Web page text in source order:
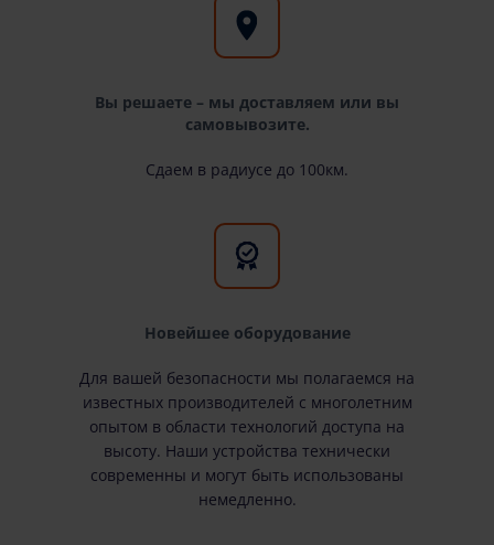
Вы решаете – мы доставляем или вы
самовывозите.
Сдаем в радиусе до 100км.
Новейшее оборудование
Для вашей безопасности мы полагаемся на
известных производителей с многолетним
опытом в области технологий доступа на
высоту. Наши устройства технически
современны и могут быть использованы
немедленно.